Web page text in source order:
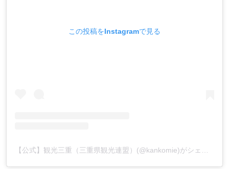
この投稿をInstagramで見る